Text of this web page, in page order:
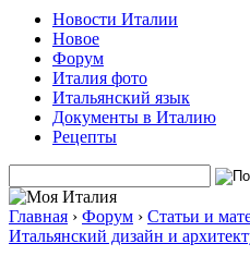
Новости Италии
Новое
Форум
Италия фото
Итальянский язык
Документы в Италию
Рецепты
Главная › Форум › Статьи и
Итальянский дизайн и